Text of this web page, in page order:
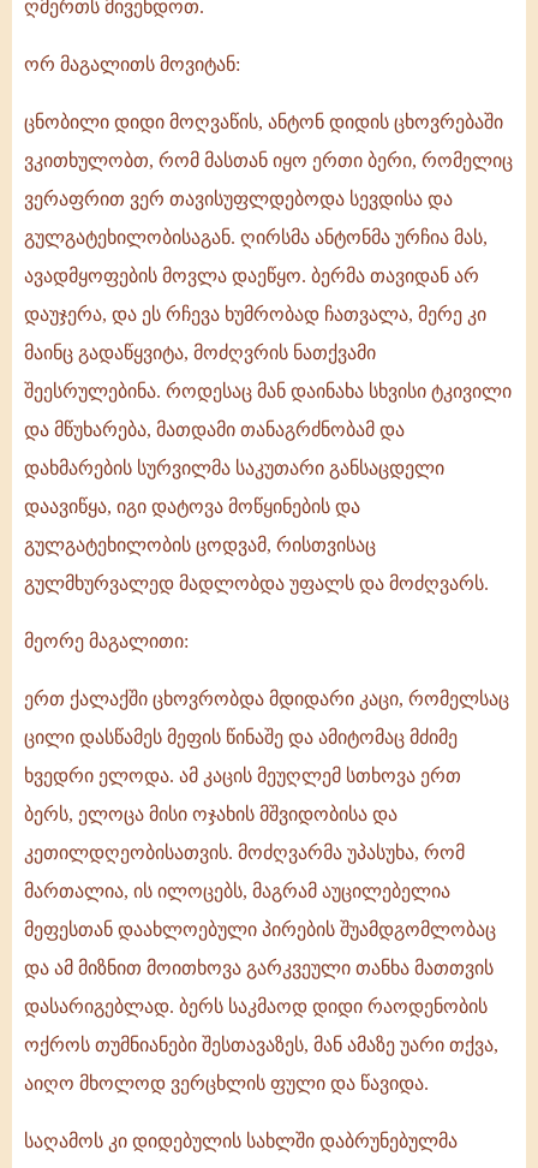
ღმერთს მივენდოთ.
ორ მაგალითს მოვიტან:
ცნობილი დიდი მოღვაწის, ანტონ დიდის ცხოვრებაში
ვკითხულობთ, რომ მასთან იყო ერთი ბერი, რომელიც
ვერაფრით ვერ თავისუფლდებოდა სევდისა და
გულგატეხილობისაგან. ღირსმა ანტონმა ურჩია მას,
ავადმყოფების მოვლა დაეწყო. ბერმა თავიდან არ
დაუჯერა, და ეს რჩევა ხუმრობად ჩათვალა, მერე კი
მაინც გადაწყვიტა, მოძღვრის ნათქვამი
შეესრულებინა. როდესაც მან დაინახა სხვისი ტკივილი
და მწუხარება, მათდამი თანაგრძნობამ და
დახმარების სურვილმა საკუთარი განსაცდელი
დაავიწყა, იგი დატოვა მოწყინების და
გულგატეხილობის ცოდვამ, რისთვისაც
გულმხურვალედ მადლობდა უფალს და მოძღვარს.
მეორე მაგალითი:
ერთ ქალაქში ცხოვრობდა მდიდარი კაცი, რომელსაც
ცილი დასწამეს მეფის წინაშე და ამიტომაც მძიმე
ხვედრი ელოდა. ამ კაცის მეუღლემ სთხოვა ერთ
ბერს, ელოცა მისი ოჯახის მშვიდობისა და
კეთილდღეობისათვის. მოძღვარმა უპასუხა, რომ
მართალია, ის ილოცებს, მაგრამ აუცილებელია
მეფესთან დაახლოებული პირების შუამდგომლობაც
და ამ მიზნით მოითხოვა გარკვეული თანხა მათთვის
დასარიგებლად. ბერს საკმაოდ დიდი რაოდენობის
ოქროს თუმნიანები შესთავაზეს, მან ამაზე უარი თქვა,
აიღო მხოლოდ ვერცხლის ფული და წავიდა.
საღამოს კი დიდებულის სახლში დაბრუნებულმა